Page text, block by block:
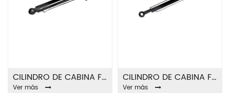
CILINDRO DE CABINA FA8206A
Ver más
CILINDRO DE CABINA FA8207A
Ver más